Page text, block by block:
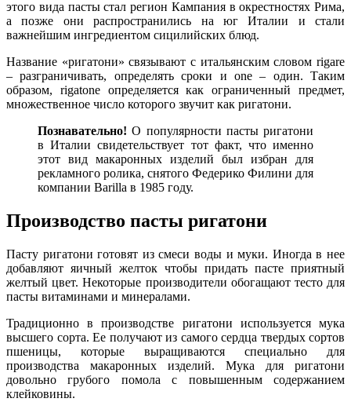
этого вида пасты стал регион Кампания в окрестностях Рима,
а позже они распространились на юг Италии и стали
важнейшим ингредиентом сицилийских блюд.
Название «ригатони» связывают с итальянским словом rigare
– разграничивать, определять сроки и one – один. Таким
образом, rigatone определяется как ограниченный предмет,
множественное число которого звучит как ригатони.
Познавательно! О популярности пасты ригатони
в Италии свидетельствует тот факт, что именно
этот вид макаронных изделий был избран для
рекламного ролика, снятого Федерико Филини для
компании Barilla в 1985 году.
Производство пасты ригатони
Пасту ригатони готовят из смеси воды и муки. Иногда в нее
добавляют яичный желток чтобы придать пасте приятный
желтый цвет. Некоторые производители обогащают тесто для
пасты витаминами и минералами.
Традиционно в производстве ригатони используется мука
высшего сорта. Ее получают из самого сердца твердых сортов
пшеницы, которые выращиваются специально для
производства макаронных изделий. Мука для ригатони
довольно грубого помола с повышенным содержанием
клейковины.